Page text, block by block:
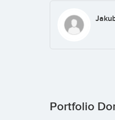
Portfolio